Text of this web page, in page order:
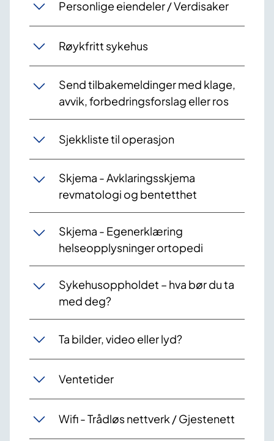
Personlige eiendeler / Verdisaker
Røykfritt sykehus
Send tilbakemeldinger med klage,
avvik, forbedringsforslag eller ros
Sjekkliste til operasjon
Skjema - Avklaringsskjema
revmatologi og bentetthet
Skjema - Egenerklæring
helseopplysninger ortopedi
Sykehusoppholdet – hva bør du ta
med deg?
Ta bilder, video eller lyd?
Ventetider
Wifi - Trådløs nettverk / Gjestenett